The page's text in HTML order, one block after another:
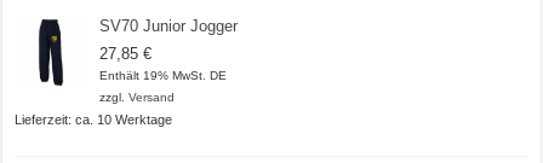
SV70 Junior Jogger
27,85€
Enthält 19% MwSt. DE
zzgl.Versand
Lieferzeit: ca. 10 Werktage